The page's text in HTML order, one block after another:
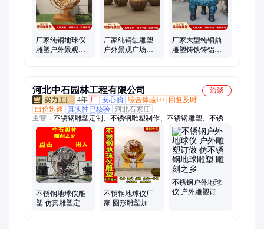
厂家纯铜地球仪
雕塑户外景观广
厂家纯铜缸雕塑
户外景观广场别
厂家大型纯铜鼎
雕塑铸铁铸铝引
河北中石园林工程有限公司
洽谈
4年 厂 安心购 综合体验L0
回复及时
出价迅速
真实性已核验 河北石家庄
主营： 不锈钢雕塑定制、不锈钢雕塑制作、不锈钢雕塑、不锈钢
地球仪雕塑、不锈钢雕塑定做、不锈钢雕塑订做、不锈钢抽象雕
塑、不锈钢景观雕塑、不锈钢动物雕塑、不锈钢人物雕塑、不锈
钢组合雕塑、不锈钢广场雕塑、不锈钢公园雕塑、不锈钢景区雕
塑、不锈钢酒店雕塑、不锈钢城市雕塑、不锈钢商场雕塑、不锈
钢园林雕塑、大型不锈钢雕塑、不锈钢卡通雕塑、不锈钢小区雕
塑、不锈钢校园雕塑、不锈钢学校雕塑、制作不锈钢雕塑、不锈
钢造型雕塑、不锈钢水滴雕塑
不锈钢地球仪雕
塑 仿真雕塑定制
不锈钢地球仪厂
家 圆形雕塑加工
不锈钢户外地球
仪 户外雕塑订做